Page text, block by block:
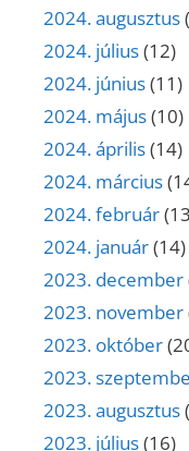
2024. augusztus
2024. július(12)
2024. június(11)
2024. május(10)
2024. április(14)
2024. március
2024. február
2024. január(14)
2023. december
2023. november
2023. október
2023.
2023. augusztus
2023. július(16)